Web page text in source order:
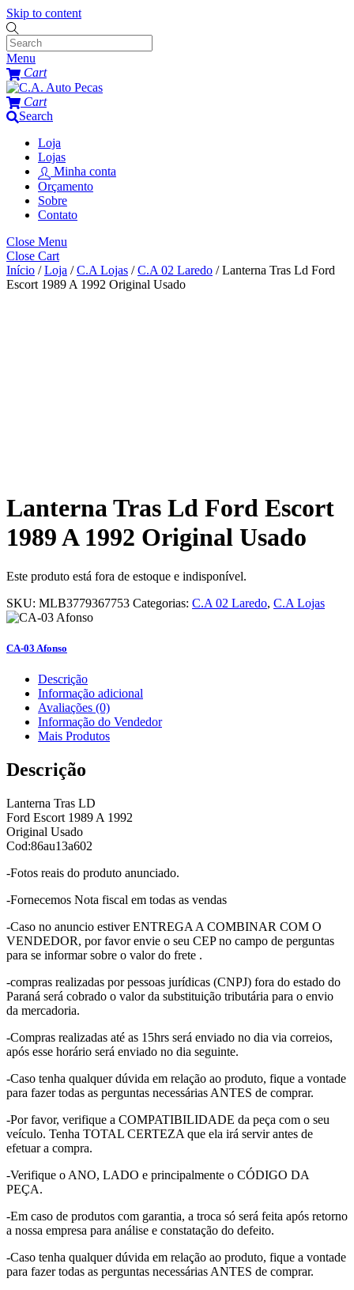
Skip to content
Menu
Cart
Cart
Search
Loja
Lojas
Minha conta
Orçamento
Sobre
Contato
Close Menu
Close Cart
Início /Loja /C.A Lojas /C.A 02 Laredo / Lanterna Tras Ld Ford
Escort 1989 A 1992 Original Usado
Lanterna Tras Ld Ford Escort
1989 A 1992 Original Usado
Este produto está fora de estoque e indisponível.
SKU: MLB3779367753 Categorias: C.A 02 Laredo, C.A Lojas
CA-03 Afonso
Descrição
Informação adicional
Avaliações (0)
Informação do Vendedor
Mais Produtos
Descrição
Lanterna Tras LD
Ford Escort 1989 A 1992
Original Usado
Cod:86au13a602
-Fotos reais do produto anunciado.
-Fornecemos Nota fiscal em todas as vendas
-Caso no anuncio estiver ENTREGA A COMBINAR COM O
VENDEDOR, por favor envie o seu CEP no campo de perguntas
para se informar sobre o valor do frete .
-compras realizadas por pessoas jurídicas (CNPJ) fora do estado do
Paraná será cobrado o valor da substituição tributária para o envio
da mercadoria.
-Compras realizadas até as 15hrs será enviado no dia via correios,
após esse horário será enviado no dia seguinte.
-Caso tenha qualquer dúvida em relação ao produto, fique a vontade
para fazer todas as perguntas necessárias ANTES de comprar.
-Por favor, verifique a COMPATIBILIDADE da peça com o seu
veículo. Tenha TOTAL CERTEZA que ela irá servir antes de
efetuar a compra.
-Verifique o ANO, LADO e principalmente o CÓDIGO DA
PEÇA.
-Em caso de produtos com garantia, a troca só será feita após retorno
a nossa empresa para análise e constatação do defeito.
-Caso tenha qualquer dúvida em relação ao produto, fique a vontade
para fazer todas as perguntas necessárias ANTES de comprar.